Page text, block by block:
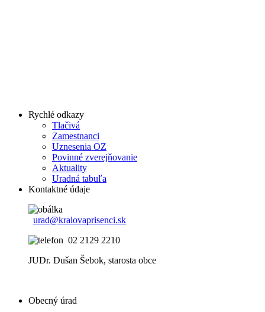
Rychlé odkazy
Tlačivá
Zamestnanci
Uznesenia OZ
Povinné zverejňovanie
Aktuality
Uradná tabuľa
Kontaktné údaje
urad@kralovaprisenci.sk
02 2129 2210
JUDr. Dušan Šebok, starosta obce
Obecný úrad